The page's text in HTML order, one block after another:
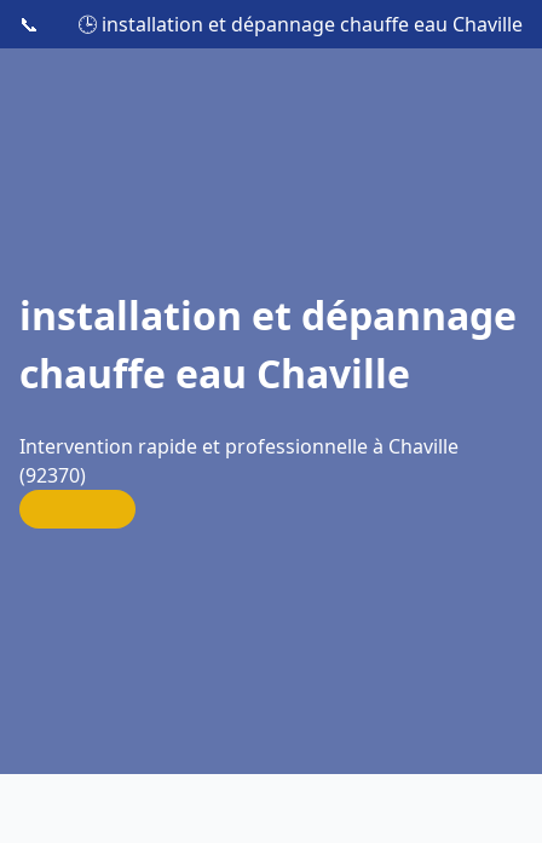
📞 🕒 installation et dépannage chauffe eau Chaville
installation et dépannage
chauffe eau Chaville
Intervention rapide et professionnelle à Chaville
(92370)